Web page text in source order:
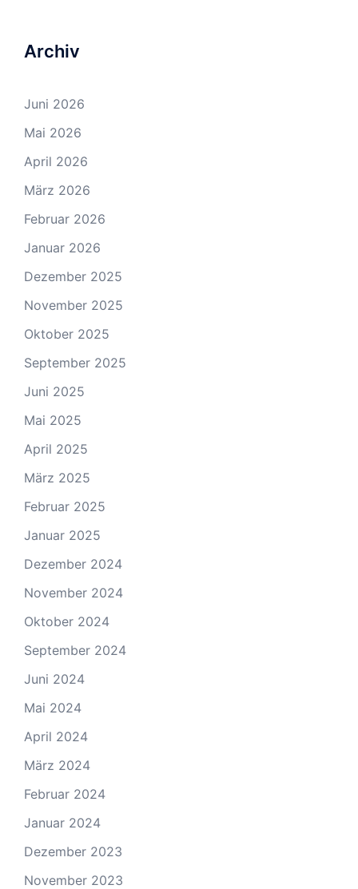
Archiv
Juni 2026
Mai 2026
April 2026
März 2026
Februar 2026
Januar 2026
Dezember 2025
November 2025
Oktober 2025
September 2025
Juni 2025
Mai 2025
April 2025
März 2025
Februar 2025
Januar 2025
Dezember 2024
November 2024
Oktober 2024
September 2024
Juni 2024
Mai 2024
April 2024
März 2024
Februar 2024
Januar 2024
Dezember 2023
November 2023